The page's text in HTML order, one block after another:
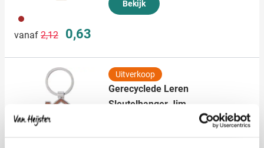
011
vanaf Normale prijs
2,12 Speciale prijs
0,63
Bekijk
Uitverkoop
Gerecyclede Leren
Sleutelhanger Jim
Bedrukken vanaf 125 stuks
13 augustus